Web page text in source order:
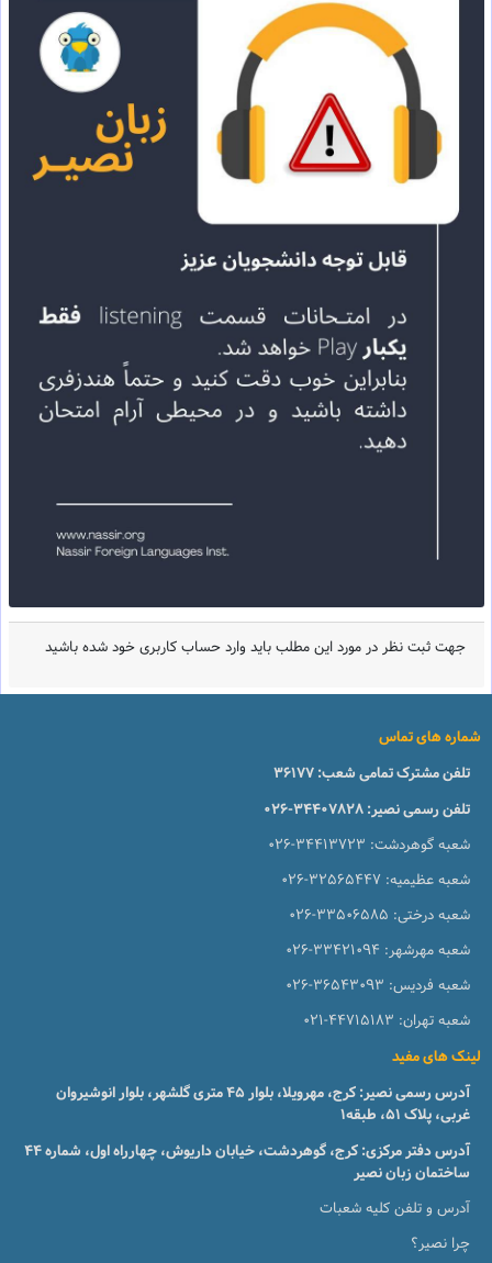
جهت ثبت نظر در مورد این مطلب باید وارد حساب کاربری خود شده باشید
شماره های تماس
تلفن مشترک تمامی شعب:36177
تلفن رسمی نصیر:026-34407828
شعبه گوهردشت: 026-34413723
شعبه عظیمیه: 026-32565447
شعبه درختی: 026-33506585
شعبه مهرشهر: 026-33421094
شعبه فردیس: 026-36543093
شعبه تهران: 021-44715183
لینک های مفید
آدرس رسمی نصیر: کرج، مهرویلا، بلوار 45 متری گلشهر، بلوار انوشیروان
غربی، پلاک 51، طبقه1
آدرس دفتر مرکزی: کرج، گوهردشت، خیابان داریوش، چهارراه اول، شماره ۴۴
ساختمان زبان نصیر
آدرس و تلفن کلیه شعبات
چرا نصیر؟